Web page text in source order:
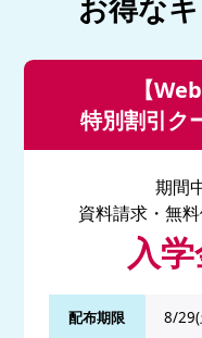
【
特別割引ク
期間
資料請求・無
入
配布期限 8/29(